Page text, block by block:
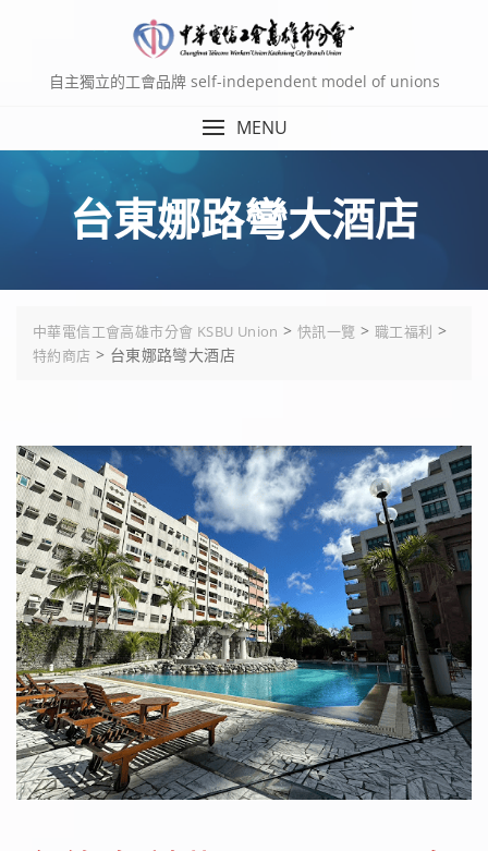
自主獨立的工會品牌 self-independent model of unions
MENU
台東娜路彎大酒店
中華電信工會高雄市分會 KSBU Union >快訊一覽 > 職工福利 >
特約商店 > 台東娜路彎大酒店